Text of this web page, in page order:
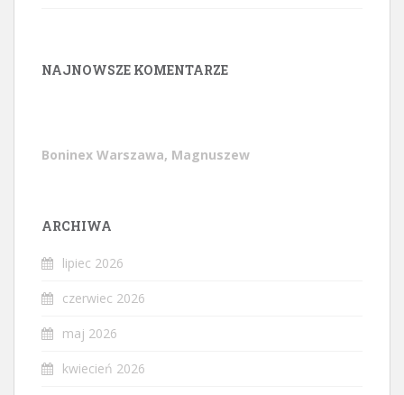
NAJNOWSZE KOMENTARZE
Boninex Warszawa, Magnuszew
ARCHIWA
lipiec 2026
czerwiec 2026
maj 2026
kwiecień 2026